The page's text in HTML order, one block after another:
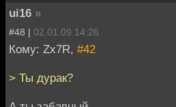
ui16 »
#48 | 02.01.09 14:26
Кому: Zx7R, #42
> Ты дурак?